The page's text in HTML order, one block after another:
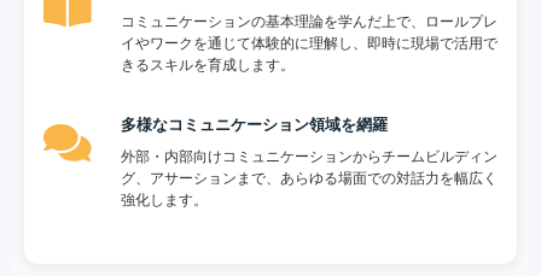
コミュニケーションの基本理論を学んだ上で、ロールプレ
イやワークを通じて体験的に理解し、即時に現場で活用で
きるスキルを育成します。
多様なコミュニケーション領域を網羅
外部・内部向けコミュニケーションからチームビルディン
グ、アサーションまで、あらゆる場面での対話力を幅広く
強化します。